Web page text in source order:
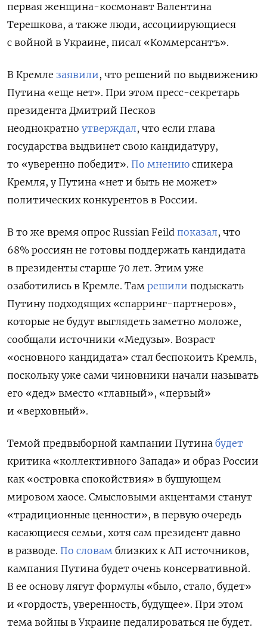
первая женщина-космонавт Валентина
Терешкова, а также люди, ассоциирующиеся
с войной в Украине, писал «Коммерсантъ».
В Кремле заявили, что решений по выдвижению
Путина «еще нет». При этом пресс-секретарь
президента Дмитрий Песков
неоднократно утверждал, что если глава
государства выдвинет свою кандидатуру,
то «уверенно победит». По мнению спикера
Кремля, у Путина «нет и быть не может»
политических конкурентов в России.
В то же время опрос Russian Feild показал, что
68% россиян не готовы поддержать кандидата
в президенты старше 70 лет. Этим уже
озаботились в Кремле. Там решили подыскать
Путину подходящих «спарринг-партнеров»,
которые не будут выглядеть заметно моложе,
сообщали источники «Медузы». Возраст
«основного кандидата» стал беспокоить Кремль,
поскольку уже сами чиновники начали называть
его «дед» вместо «главный», «первый»
и «верховный».
Темой предвыборной кампании Путина будет
критика «коллективного Запада» и образ России
как «островка спокойствия» в бушующем
мировом хаосе. Смысловыми акцентами станут
«традиционные ценности», в первую очередь
касающиеся семьи, хотя сам президент давно
в разводе. По словам близких к АП источников,
кампания Путина будет очень консервативной.
В ее основу лягут формулы «было, стало, будет»
и «гордость, уверенность, будущее». При этом
тема войны в Украине педалироваться не будет.